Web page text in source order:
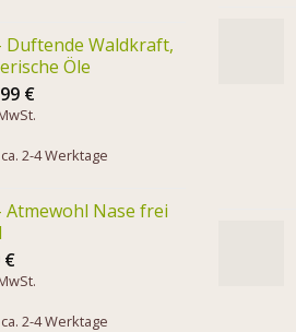
Duftende Waldkraft,
Öle
€
2-4 Werktage
Atmewohl Nase frei
€
2-4 Werktage